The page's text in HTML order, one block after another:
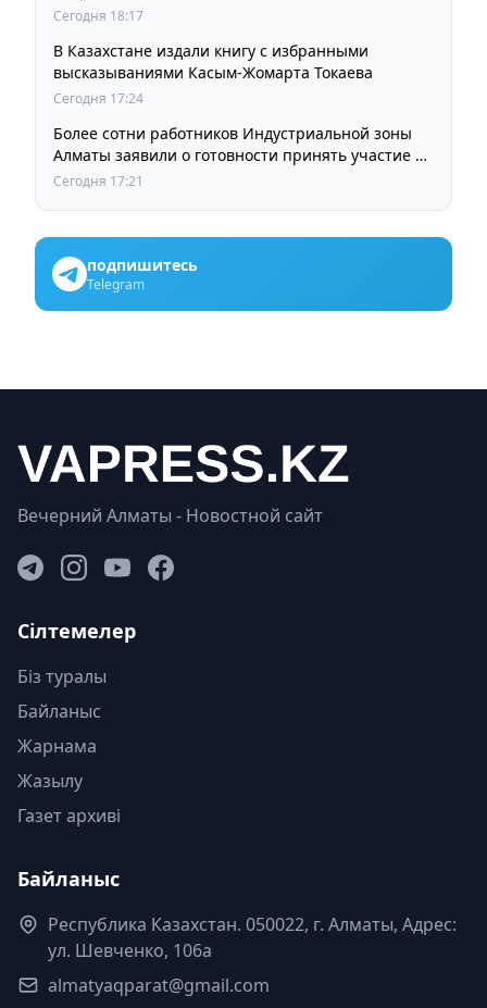
остается прежней
Сегодня 18:17
В Казахстане издали книгу с избранными
высказываниями Касым-Жомарта Токаева
Сегодня 17:24
Более сотни работников Индустриальной зоны
Алматы заявили о готовности принять участие в
выборах членов Курылтая
Сегодня 17:21
подпишитесь
Telegram
Вечерний Алматы - Новостной сайт
Сілтемелер
Біз туралы
Байланыс
Жарнама
Жазылу
Газет архиві
Байланыс
Республика Казахстан. 050022, г. Алматы, Адрес:
ул. Шевченко, 106а
almatyaqparat@gmail.com